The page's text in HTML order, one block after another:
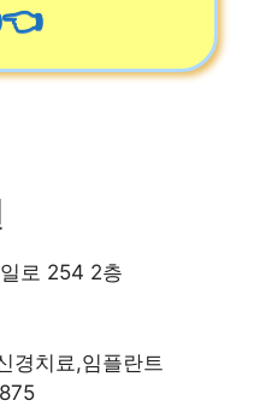
로 254 2층
경치료,임플란트